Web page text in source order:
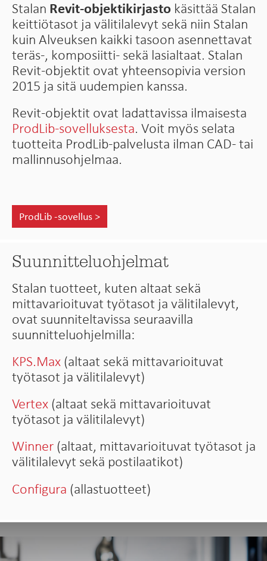
Stalan Revit-objektikirjasto käsittää Stalan
keittiötasot ja välitilalevyt sekä niin Stalan
kuin Alveuksen kaikki tasoon asennettavat
teräs-, komposiitti- sekä lasialtaat. Stalan
Revit-objektit ovat yhteensopivia version
2015 ja sitä uudempien kanssa.
Revit-objektit ovat ladattavissa ilmaisesta
ProdLib-sovelluksesta. Voit myös selata
tuotteita ProdLib-palvelusta ilman CAD- tai
mallinnusohjelmaa.
ProdLib -sovellus >
Suunnitteluohjelmat
Stalan tuotteet, kuten altaat sekä
mittavarioituvat työtasot ja välitilalevyt,
ovat suunniteltavissa seuraavilla
suunnitteluohjelmilla:
KPS.Max (altaat sekä mittavarioituvat
työtasot ja välitilalevyt)
Vertex (altaat sekä mittavarioituvat
työtasot ja välitilalevyt)
Winner (altaat, mittavarioituvat työtasot ja
välitilalevyt sekä postilaatikot)
Configura (allastuotteet)